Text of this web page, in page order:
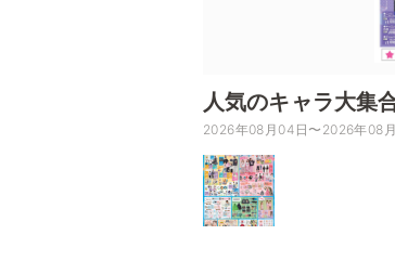
人気のキャラ大集
2026年08月04日〜2026年08